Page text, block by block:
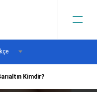
Kimdir?